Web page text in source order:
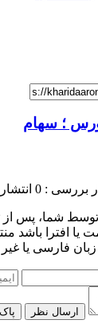
؛ سهام
بررسی : 0
شما، پس از
یا افترا باشد
زبان فارسی یا
ارسال نظر